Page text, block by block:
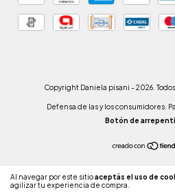
Al navegar por este sitioaceptás el uso de
agilizar tu experiencia de compra.
Copyright Daniela pisani - 2026.
Defensa de las y los consumidores.
Botón de